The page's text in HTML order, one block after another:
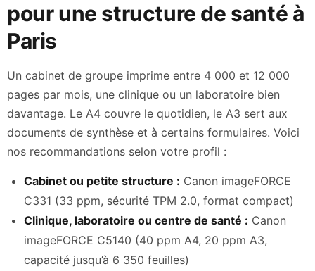
pour une structure de santé à
Paris
Un cabinet de groupe imprime entre 4 000 et 12 000
pages par mois, une clinique ou un laboratoire bien
davantage. Le A4 couvre le quotidien, le A3 sert aux
documents de synthèse et à certains formulaires. Voici
nos recommandations selon votre profil :
Cabinet ou petite structure : Canon imageFORCE
C331 (33 ppm, sécurité TPM 2.0, format compact)
Clinique, laboratoire ou centre de santé : Canon
imageFORCE C5140 (40 ppm A4, 20 ppm A3,
capacité jusqu’à 6 350 feuilles)